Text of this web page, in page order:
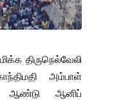
திருநெல்வேலி
அம்பாள்
ஆண்டு ஆனிப்